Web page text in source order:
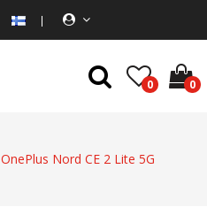
0 0
OnePlus Nord CE 2 Lite 5G